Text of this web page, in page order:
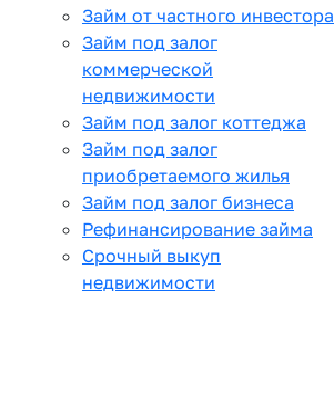
Займ от частного инвестора
Займ под залог
коммерческой
недвижимости
Займ под залог коттеджа
Займ под залог
приобретаемого жилья
Займ под залог бизнеса
Рефинансирование займа
Срочный выкуп
недвижимости